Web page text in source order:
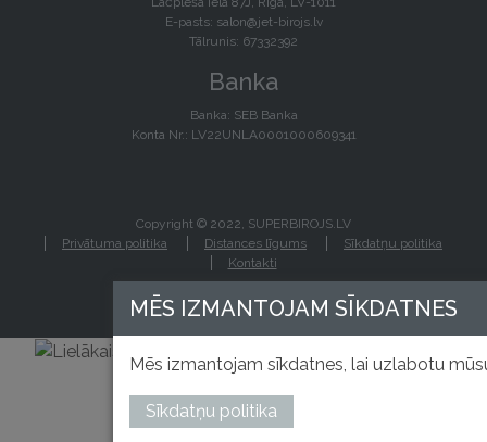
E-pasts: salon@jet-birojs.lv
Tālrunis: 67332392
Banka
Banka: SEB Banka
Konta Nr.: LV22UNLA0001000609341
Copyright © 2022, SUPERBIROJS.LV
Privātuma politika
Distances līgums
Sīkdatņu politika
Kontakti
izstrādāts
MĒS IZMANTOJAM SĪKDATNES
Mēs izmantojam sīkdatnes, lai uzlabotu
Sīkdatņu politika